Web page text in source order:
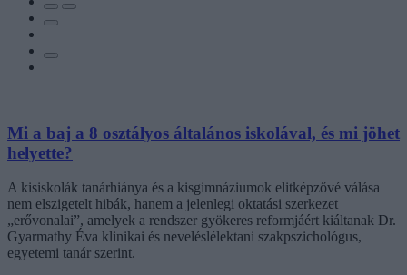
Mi a baj a 8 osztályos általános iskolával, és mi jöhet
helyette?
A kisiskolák tanárhiánya és a kisgimnáziumok elitképzővé válása
nem elszigetelt hibák, hanem a jelenlegi oktatási szerkezet
„erővonalai”, amelyek a rendszer gyökeres reformjáért kiáltanak Dr.
Gyarmathy Éva klinikai és neveléslélektani szakpszichológus,
egyetemi tanár szerint.